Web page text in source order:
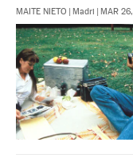
MAITE NIETO | Madri | MAR